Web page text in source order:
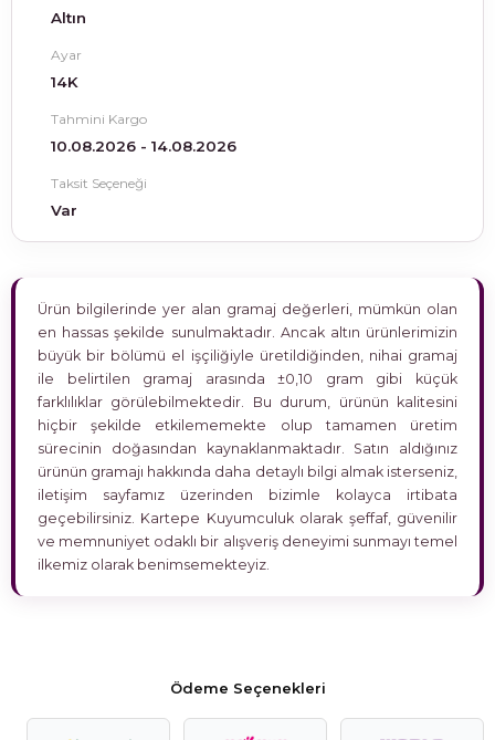
Altın
Ayar
14K
Tahmini Kargo
10.08.2026 - 14.08.2026
Taksit Seçeneği
Var
Ürün bilgilerinde yer alan gramaj değerleri, mümkün olan
en hassas şekilde sunulmaktadır. Ancak altın ürünlerimizin
büyük bir bölümü el işçiliğiyle üretildiğinden, nihai gramaj
ile belirtilen gramaj arasında ±0,10 gram gibi küçük
farklılıklar görülebilmektedir. Bu durum, ürünün kalitesini
hiçbir şekilde etkilememekte olup tamamen üretim
sürecinin doğasından kaynaklanmaktadır. Satın aldığınız
ürünün gramajı hakkında daha detaylı bilgi almak isterseniz,
iletişim sayfamız üzerinden bizimle kolayca irtibata
geçebilirsiniz. Kartepe Kuyumculuk olarak şeffaf, güvenilir
ve memnuniyet odaklı bir alışveriş deneyimi sunmayı temel
ilkemiz olarak benimsemekteyiz.
Ödeme Seçenekleri